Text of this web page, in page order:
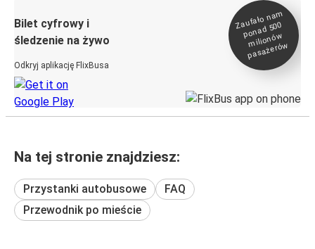
Bilet cyfrowy i
śledzenie na żywo
Odkryj aplikację FlixBusa
Zaufało na
m
ponad 500
milionó
w
pasażeró
w
Na tej stronie znajdziesz:
Przystanki autobusowe
FAQ
Przewodnik po mieście